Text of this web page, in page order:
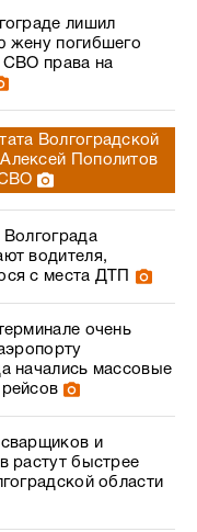
лишил
жену погибшего
СВО права на
Волгоградской
Пополитов
водителя,
с места ДТП
очень
начались массовые
и
растут быстрее
области